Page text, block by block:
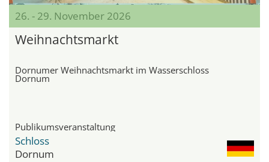
26. - 29. November 2026
Weihnachtsmarkt
Dornumer Weihnachtsmarkt im Wasserschloss
Dornum
Publikumsveranstaltung
Schloss
Dornum